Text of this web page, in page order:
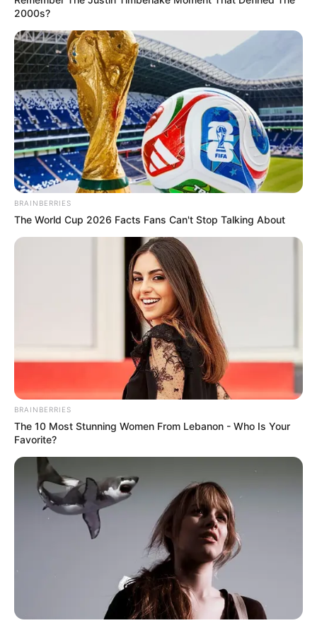
LIHAT ARTIKEL LAINNYA
2000s?
BRAINBERRIES
The World Cup 2026 Facts Fans Can't Stop Talking About
BRAINBERRIES
The 10 Most Stunning Women From Lebanon - Who Is Your
Favorite?